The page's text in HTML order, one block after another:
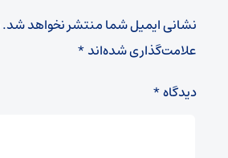
نشانی ایمیل شما منتشر نخواهد شد.
علامت‌گذاری شده‌اند*
دیدگاه*